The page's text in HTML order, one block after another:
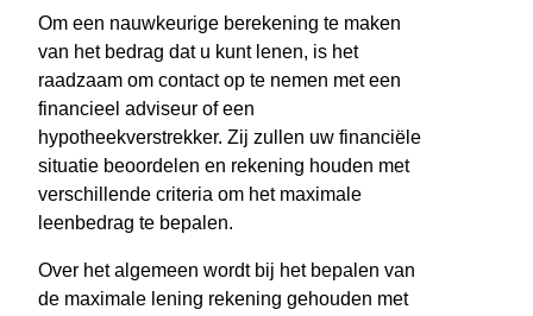
Om een nauwkeurige berekening te maken
van het bedrag dat u kunt lenen, is het
raadzaam om contact op te nemen met een
financieel adviseur of een
hypotheekverstrekker. Zij zullen uw financiële
situatie beoordelen en rekening houden met
verschillende criteria om het maximale
leenbedrag te bepalen.
Over het algemeen wordt bij het bepalen van
de maximale lening rekening gehouden met